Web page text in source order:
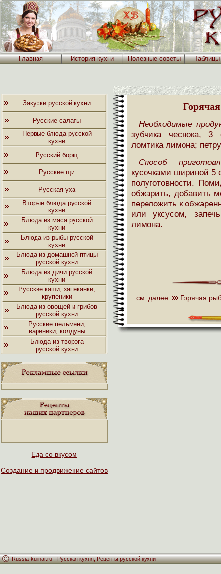
Главная История кухни Полезные советы
Закуски русской кухни
Русские салаты
Первые блюда русской
кухни
Русский борщ
Русские щи
Русская уха
Вторые блюда русской
кухни
Блюда из мяса русской
кухни
Блюда из рыбы русской
кухни
Блюда из домашней птицы
русской кухни
Блюда из дичи русской
кухни
Русские каши, запеканки,
крупеники
Блюда из овощей и грибов
русской кухни
Русские пельмени,
вареники, колдуны
Блюда из творога
русской кухни
Еда со вкусом
Создание и продвижение сайтов
Необходимые
зубчика чеснока, 3
ломтика лимона;
Способ
кусочками шириной 5
полуготовности.
обжарить, добавить
переложить к
или уксусом,
лимона.
см. далее: Горячая
Russia-kulinar.ru -Русская кухня,Рецепты русской кухни